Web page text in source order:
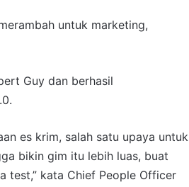
untuk marketing,
Guy dan berhasil
es krim, salah satu upaya untuk
bikin gim itu lebih luas, buat
test,” kata Chief People Officer